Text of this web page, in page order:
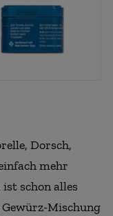
Dorsch,
mehr
schon alles
Mischung